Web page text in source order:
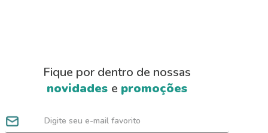
Fique por dentro de nossas
novidades e promoções